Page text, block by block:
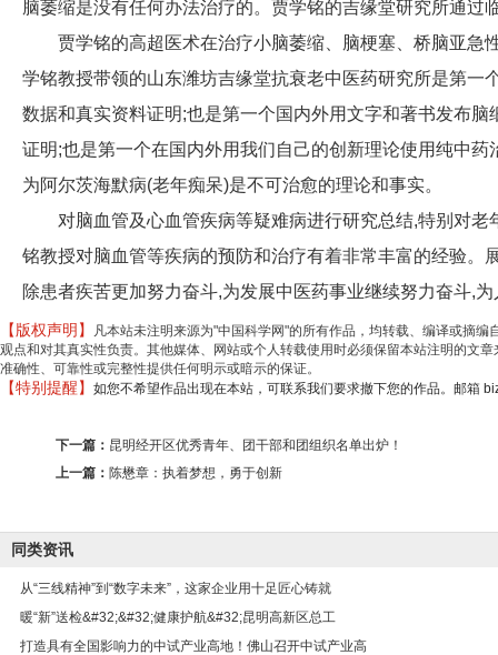
脑萎缩是没有任何办法治疗的。贾学铭的吉缘堂研究所通
贾学铭的高超医术在治疗小脑萎缩、脑梗塞、桥脑亚急
学铭教授带领的山东潍坊吉缘堂抗衰老中医药研究所是第
数据和真实资料证明;也是第一个国内外用文字和著书发布
证明;也是第一个在国内外用我们自己的创新理论使用纯中
为阿尔茨海默病(老年痴呆)是不可治愈的理论和事实。
对脑血管及心血管疾病等疑难病进行研究总结,特别对
铭教授对脑血管等疾病的预防和治疗有着非常丰富的经验
除患者疾苦更加努力奋斗,为发展中医药事业继续努力奋斗,
【版权声明】
凡本站未注明来源为"中国科学网"的所有作品，均转载、编译或摘
观点和对其真实性负责。其他媒体、网站或个人转载使用时必须保留本站注明的文
准确性、可靠性或完整性提供任何明示或暗示的保证。
【特别提醒】 如您不希望作品出现在本站，可联系我们要求撤下您的作品。邮箱
下一篇： 昆明经开区优秀青年、团干部和团组织名单出炉！
上一篇： 陈懋章：执着梦想，勇于创新
同类资讯
从“三线精神”到“数字未来”，这家企业用十足匠心铸就
暖“新”送检&#32;&#32;健康护航&#32;昆明高新区总工
打造具有全国影响力的中试产业高地！佛山召开中试产业高